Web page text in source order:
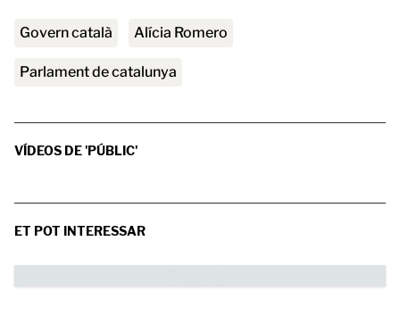
Govern català Alícia Romero
parlament de catalunya
VÍDEOS DE 'PÚBLIC'
ET POT INTERESSAR